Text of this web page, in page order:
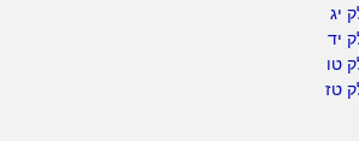
יג
יד
טו
טז